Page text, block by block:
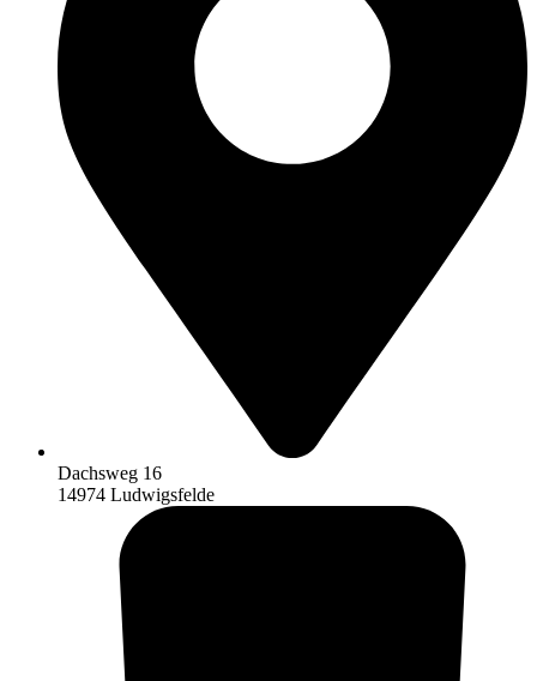
Dachsweg 16
14974 Ludwigsfelde